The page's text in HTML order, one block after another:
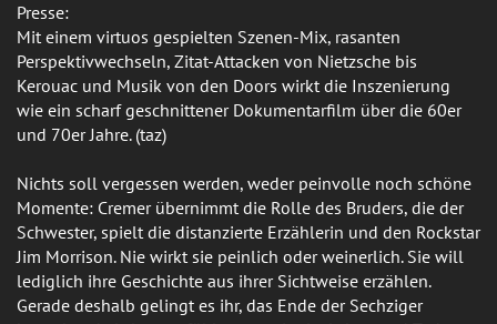
Presse:
Mit einem virtuos gespielten Szenen-Mix, rasanten
Perspektivwechseln, Zitat-Attacken von Nietzsche bis
Kerouac und Musik von den Doors wirkt die Inszenierung
wie ein scharf geschnittener Dokumentarfilm über die 60er
und 70er Jahre. (taz)
Nichts soll vergessen werden, weder peinvolle noch schöne
Momente: Cremer übernimmt die Rolle des Bruders, die der
Schwester, spielt die distanzierte Erzählerin und den Rockstar
Jim Morrison. Nie wirkt sie peinlich oder weinerlich. Sie will
lediglich ihre Geschichte aus ihrer Sichtweise erzählen.
Gerade deshalb gelingt es ihr, das Ende der Sechziger